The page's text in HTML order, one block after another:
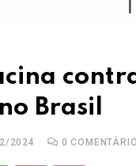
Brasil
2024 0